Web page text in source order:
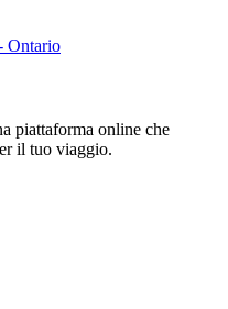
Ontario
piattaforma online che
il tuo viaggio.